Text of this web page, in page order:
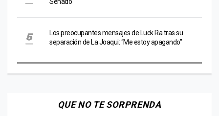
Los preocupantes mensajes de Luck Ra tras su
separación de La Joaqui: “Me estoy apagando”
QUE NO TE SORPRENDA